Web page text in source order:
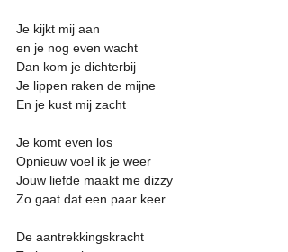
Je kijkt mij aan
en je nog even wacht
Dan kom je dichterbij
Je lippen raken de mijne
En je kust mij zacht
Je komt even los
Opnieuw voel ik je weer
Jouw liefde maakt me dizzy
Zo gaat dat een paar keer
De aantrekkingskracht